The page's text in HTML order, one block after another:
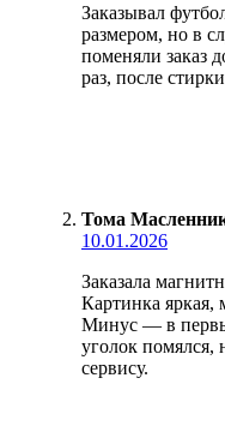
Заказывал
размером, но в
поменяли заказ
раз, после
Тома
10.01.2026
Заказала
Картинка яркая,
Минус — в
уголок помялся,
сервису.